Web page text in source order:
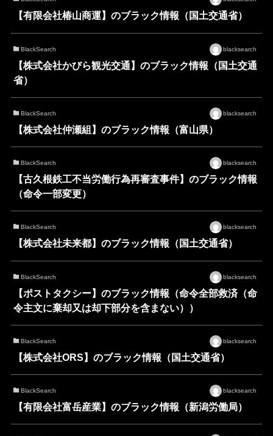
【有限会社椿山商運】のブラック情報（国土交通省）
BlackSearch blacksearch
【株式会社かびら観光交通】のブラック情報（国土交通
省）
BlackSearch blacksearch
【株式会社仲瀬組】のブラック情報（富山県）
BlackSearch blacksearch
【古久根鉄工不当労働行為再審査事件】のブラック情報
（命令一部変更）
BlackSearch blacksearch
【株式会社未来都】のブラック情報（国土交通省）
BlackSearch blacksearch
【ポストタクシー】のブラック情報（命令全部救済（命
令主文に棄却又は却下部分を含まない））
BlackSearch blacksearch
【株式会社ORS】のブラック情報（国土交通省）
BlackSearch blacksearch
【有限会社富岳産業】のブラック情報（新潟労働局）